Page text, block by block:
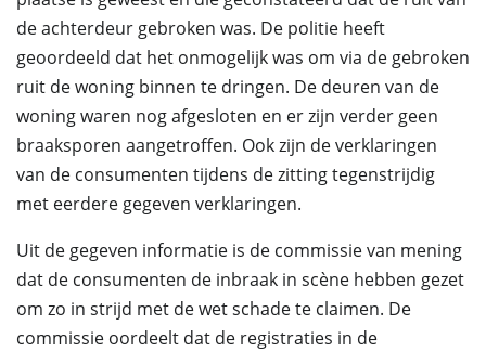
de achterdeur gebroken was. De politie heeft
geoordeeld dat het onmogelijk was om via de gebroken
ruit de woning binnen te dringen. De deuren van de
woning waren nog afgesloten en er zijn verder geen
braaksporen aangetroffen. Ook zijn de verklaringen
van de consumenten tijdens de zitting tegenstrijdig
met eerdere gegeven verklaringen.
Uit de gegeven informatie is de commissie van mening
dat de consumenten de inbraak in scène hebben gezet
om zo in strijd met de wet schade te claimen. De
commissie oordeelt dat de registraties in de